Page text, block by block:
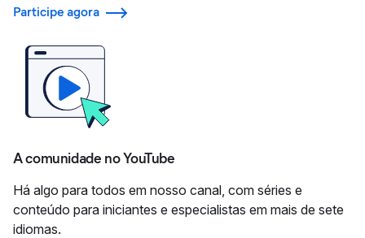
Participe agora
A comunidade no YouTube
Há algo para todos em nosso canal, com séries e
conteúdo para iniciantes e especialistas em mais de sete
idiomas.